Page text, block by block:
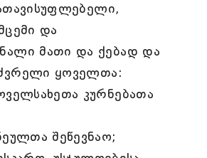
და
მათი და ქებად და
ყოველთა:
კურნებათა
შეწევნაო;